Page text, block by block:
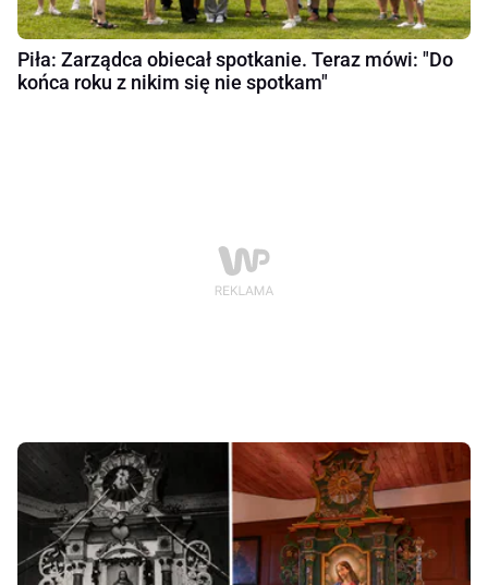
Piła: Zarządca obiecał spotkanie. Teraz mówi: "Do
końca roku z nikim się nie spotkam"